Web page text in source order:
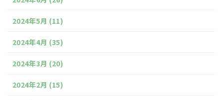
2024年5月 (11)
2024年4月 (35)
2024年3月 (20)
2024年2月 (15)